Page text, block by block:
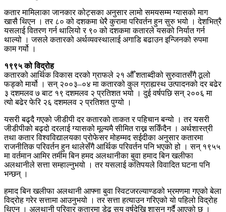
कतार मामिलाका जानकार कोट्सका अनुसार लामो समयसम्म ग्यासको माग
खासै थिएन । तर ८० को दशकमा धेरै कुरामा परिवर्तन हुन सुरु भयो । देशभित्रै
यसलाई वितरण गर्न थालियो र ९० को दशकमा कतारले यसको निर्यात गर्न
थाल्यो । जसले कतारको अर्थव्यवस्थालाई अगाडि बढाउन इन्जिनको रुपमा
काम गर्यो ।
१९९५ को विद्रोह
कतारको आर्थिक विकास दरको ग्राफले २१ औँ शताब्दीको सुरुवातसँगै ठूलो
फड्को मार्यो । सन् २००३–०४ मा कतारको कुल ग्राह्यस्थ उत्पादनको दर बढेर
३ दशमलव ७ बाट १९ दशमलव २ प्रतिशत भयो । दुई वर्षपछि सन् २००६ मा
त्यो बढेर फेरि २६ दशमलव २ प्रतिशत पुग्यो ।
यसरी बढ्दै गएको जीडीपी दर कतारको ताकत र पहिचान बन्यो । तर यसरी
जीडीपीको बढ्दो दरलाई ग्यासको मूल्यमै सीमित राख्न सकिँदैन । अर्थशास्त्री
तथा कतार विश्वविद्यालयका प्रोफेसर मोहम्मद सईदीका अनुसार कतारमा
राजनीतिक परिवर्तन हुन थालेसँगै आर्थिक परिवर्तन पनि भएको हो । सन् १९५५
मा वर्तमान आमिर तमीम बिन हमद अलथानीका बुवा हमाद बिन खलीफा
अलथानीले सत्ता सम्हाल्नुभयो । तर यसलाई कतिपयले विवादित घटना पनि
भन्छन् ।
हमाद बिन खलीफा अलथानी आफ्ना बुवा स्विटजरल्याण्डको भ्रमणमा गएको बेला
विद्रोह गरेर सत्तामा आउनुभयो । तर सत्ता हत्याउन गरिएको यो पहिलो विद्रोह
थिएन । अलथानी परिवार कतारमा डेढ सय वर्षदेखि शासन गर्दै आएको छ ।